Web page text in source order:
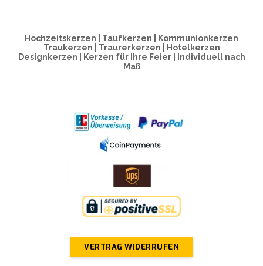
Hochzeitskerzen | Taufkerzen | Kommunionkerzen
Traukerzen | Traurerkerzen | Hotelkerzen
Designkerzen | Kerzen für Ihre Feier | Individuell nach
Maß
VERTRAG WIDERRUFEN